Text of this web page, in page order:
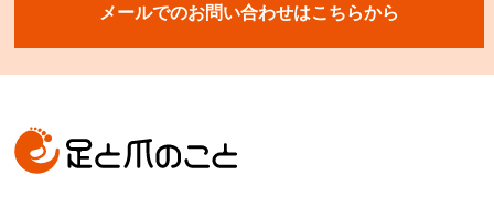
メールでのお問い合わせはこちらから